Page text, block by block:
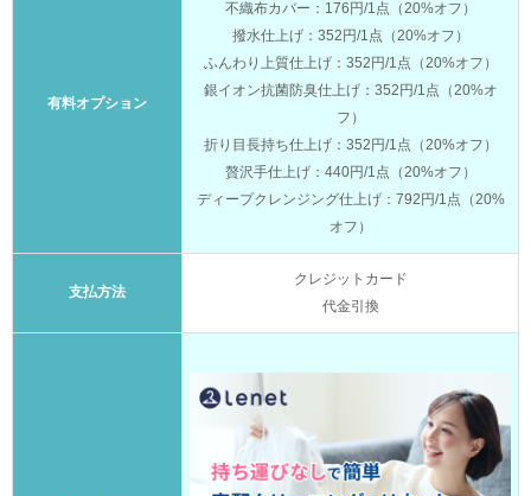
有料オプション
不織布カバー：176円/1点（20%オフ）
撥水仕上げ：352円/1点（20%オフ）
ふんわり上質仕上げ：352円/1点（20%オフ）
銀イオン抗菌防臭仕上げ：352円/1点（20%オ
フ）
折り目長持ち仕上げ：352円/1点（20%オフ）
贅沢手仕上げ：440円/1点（20%オフ）
ディープクレンジング仕上げ：792円/1点（20%
オフ）
支払方法
クレジットカード
代金引換